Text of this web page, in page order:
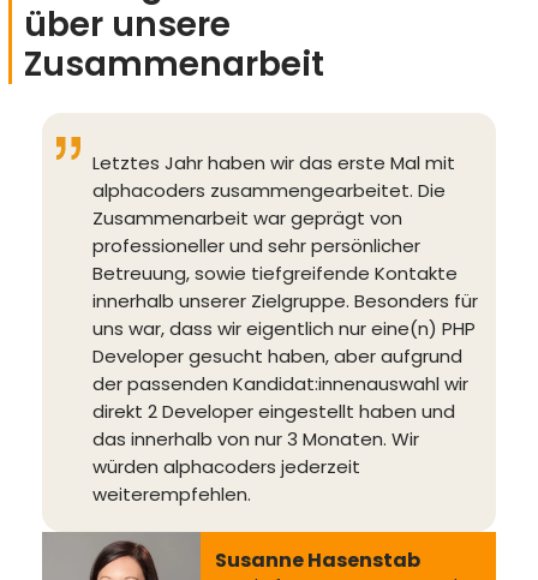
über unsere
Zusammenarbeit
Susanne Hasenstab
Letztes Jahr haben wir das erste Mal mit
alphacoders zusammengearbeitet. Die
Zusammenarbeit war geprägt von
professioneller und sehr persönlicher
Betreuung, sowie tiefgreifende Kontakte
innerhalb unserer Zielgruppe. Besonders für
uns war, dass wir eigentlich nur eine(n) PHP
Developer gesucht haben, aber aufgrund
der passenden Kandidat:innenauswahl wir
direkt 2 Developer eingestellt haben und
das innerhalb von nur 3 Monaten. Wir
würden alphacoders jederzeit
weiterempfehlen.